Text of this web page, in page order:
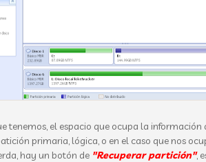
tenemos, el espacio que ocupa la
primaria, lógica, o en el caso que nos
hay un botón de "Recuperar partición",